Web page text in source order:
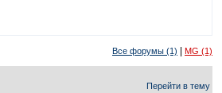
Все форумы (1) | MG (1)
Перейти в тему